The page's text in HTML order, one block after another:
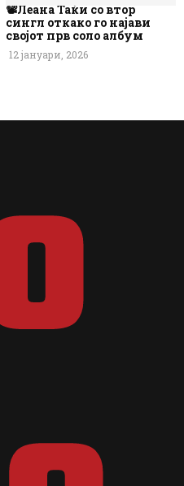
📽️Леана Таќи со втор
сингл откако го најави
својот прв соло албум
12 јануари, 2026